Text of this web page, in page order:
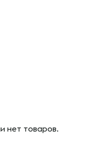
нет товаров.